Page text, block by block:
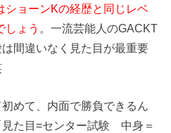
ショーンKの経歴と同じレベ
しょう
。一流芸能人のGACKT
間違いなく見た目が最重要
めて、内面で勝負できるん
た目=センター試験 中身＝